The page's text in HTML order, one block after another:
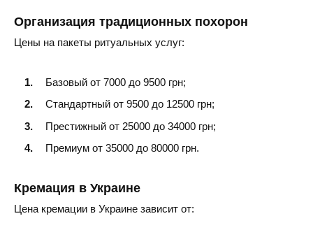
Организация традиционных похорон
Цены на пакеты ритуальных услуг:
Базовый от 7000 до 9500 грн;
Стандартный от 9500 до 12500 грн;
Престижный от 25000 до 34000 грн;
Премиум от 35000 до 80000 грн.
Кремация в Украине
Цена кремации в Украине зависит от: